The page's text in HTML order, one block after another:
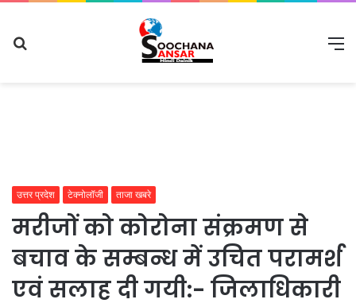
उत्तर प्रदेश टेक्नोलॉजी ताजा खबरे
मरीजों को कोरोना संक्रमण से
बचाव के सम्बन्ध में उचित परामर्श
एवं सलाह दी गयी:- जिलाधिकारी